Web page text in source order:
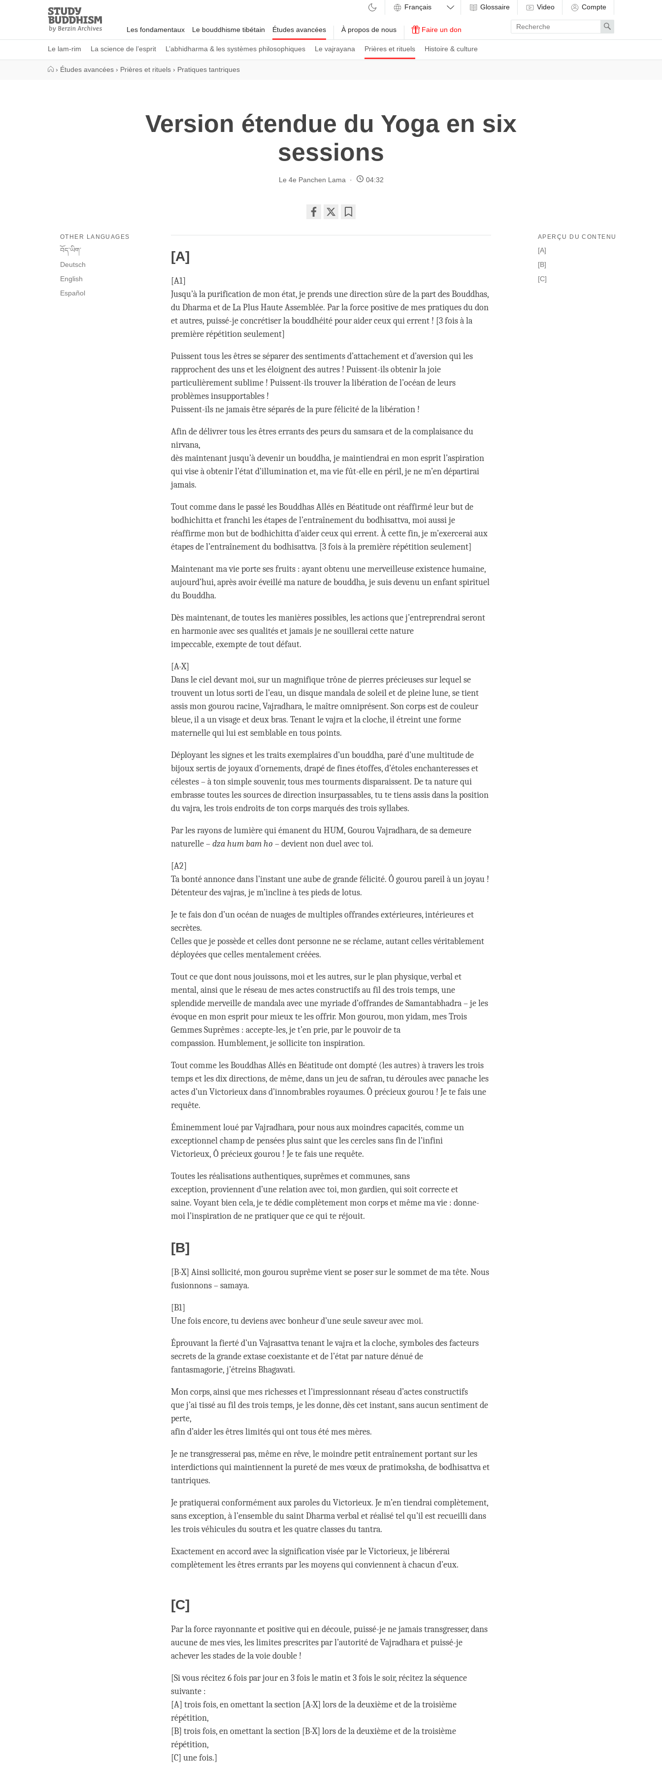
Study
Buddhism
Home
Les fondamentaux Le bouddhisme tibétain Études avancées
Le lam-rim La science de l’esprit L’abhidharma & les systèmes philosophiques Le vajrayana Prières et rituels Histoire & culture
À propos de nous Faire un don
Glossaire Video Compte
Enter
search
term
Search
› Études avancées › Prières et rituels › Pratiques tantriques
Version étendue du Yoga en six
sessions
Le 4e Panchen Lama 04:32
on
APERÇU DU CONTENU
[A]
[B]
[C]
OTHER LANGUAGES
བོད་ཡིག་
Deutsch
English
Español
[A]
[A1]
Jusqu’à la purification de mon état, je prends une direction sûre de la part des Bouddhas,
du Dharma et de La Plus Haute Assemblée. Par la force positive de mes pratiques du don
et autres, puissé-je concrétiser la bouddhéité pour aider ceux qui errent ! [3 fois à la
première répétition seulement]
Puissent tous les êtres se séparer des sentiments d’attachement et d’aversion qui les
rapprochent des uns et les éloignent des autres ! Puissent-ils obtenir la joie
particulièrement sublime ! Puissent-ils trouver la libération de l’océan de leurs
problèmes insupportables !
Puissent-ils ne jamais être séparés de la pure félicité de la libération !
Afin de délivrer tous les êtres errants des peurs du samsara et de la complaisance du
nirvana,
dès maintenant jusqu’à devenir un bouddha, je maintiendrai en mon esprit l’aspiration
qui vise à obtenir l’état d’illumination et, ma vie fût-elle en péril, je ne m’en départirai
jamais.
Tout comme dans le passé les Bouddhas Allés en Béatitude ont réaffirmé leur but de
bodhichitta et franchi les étapes de l’entraînement du bodhisattva, moi aussi je
réaffirme mon but de bodhichitta d’aider ceux qui errent. À cette fin, je m’exercerai aux
étapes de l’entraînement du bodhisattva. [3 fois à la première répétition seulement]
Maintenant ma vie porte ses fruits : ayant obtenu une merveilleuse existence humaine,
aujourd’hui, après avoir éveillé ma nature de bouddha, je suis devenu un enfant spirituel
du Bouddha.
Dès maintenant, de toutes les manières possibles, les actions que j’entreprendrai seront
en harmonie avec ses qualités et jamais je ne souillerai cette nature
impeccable, exempte de tout défaut.
[A-X]
Dans le ciel devant moi, sur un magnifique trône de pierres précieuses sur lequel se
trouvent un lotus sorti de l’eau, un disque mandala de soleil et de pleine lune, se tient
assis mon gourou racine, Vajradhara, le maître omniprésent. Son corps est de couleur
bleue, il a un visage et deux bras. Tenant le vajra et la cloche, il étreint une forme
maternelle qui lui est semblable en tous points.
Déployant les signes et les traits exemplaires d’un bouddha, paré d’une multitude de
bijoux sertis de joyaux d’ornements, drapé de fines étoffes, d’étoles enchanteresses et
célestes – à ton simple souvenir, tous mes tourments disparaissent. De ta nature qui
embrasse toutes les sources de direction insurpassables, tu te tiens assis dans la position
du vajra, les trois endroits de ton corps marqués des trois syllabes.
Par les rayons de lumière qui émanent du HUM, Gourou Vajradhara, de sa demeure
naturelle –dza hum bam ho – devient non duel avec toi.
[A2]
Ta bonté annonce dans l’instant une aube de grande félicité. Ô gourou pareil à un joyau !
Détenteur des vajras, je m’incline à tes pieds de lotus.
Je te fais don d’un océan de nuages de multiples offrandes extérieures, intérieures et
secrètes.
Celles que je possède et celles dont personne ne se réclame, autant celles véritablement
déployées que celles mentalement créées.
Tout ce que dont nous jouissons, moi et les autres, sur le plan physique, verbal et
mental, ainsi que le réseau de mes actes constructifs au fil des trois temps, une
splendide merveille de mandala avec une myriade d’offrandes de Samantabhadra – je les
évoque en mon esprit pour mieux te les offrir. Mon gourou, mon yidam, mes Trois
Gemmes Suprêmes : accepte-les, je t’en prie, par le pouvoir de ta
compassion. Humblement, je sollicite ton inspiration.
Tout comme les Bouddhas Allés en Béatitude ont dompté (les autres) à travers les trois
temps et les dix directions, de même, dans un jeu de safran, tu déroules avec panache les
actes d’un Victorieux dans d’innombrables royaumes. Ô précieux gourou ! Je te fais une
requête.
Éminemment loué par Vajradhara, pour nous aux moindres capacités, comme un
exceptionnel champ de pensées plus saint que les cercles sans fin de l’infini
Victorieux, Ô précieux gourou ! Je te fais une requête.
Toutes les réalisations authentiques, suprêmes et communes, sans
exception, proviennent d’une relation avec toi, mon gardien, qui soit correcte et
saine. Voyant bien cela, je te dédie complètement mon corps et même ma vie : donne-
moi l’inspiration de ne pratiquer que ce qui te réjouit.
[B]
[B-X] Ainsi sollicité, mon gourou suprême vient se poser sur le sommet de ma tête. Nous
fusionnons – samaya.
[B1]
Une fois encore, tu deviens avec bonheur d’une seule saveur avec moi.
Éprouvant la fierté d’un Vajrasattva tenant le vajra et la cloche, symboles des facteurs
secrets de la grande extase coexistante et de l’état par nature dénué de
fantasmagorie, j’étreins Bhagavati.
Mon corps, ainsi que mes richesses et l’impressionnant réseau d’actes constructifs
que j’ai tissé au fil des trois temps, je les donne, dès cet instant, sans aucun sentiment de
perte,
afin d’aider les êtres limités qui ont tous été mes mères.
Je ne transgresserai pas, même en rêve, le moindre petit entraînement portant sur les
interdictions qui maintiennent la pureté de mes vœux de pratimoksha, de bodhisattva et
tantriques.
Je pratiquerai conformément aux paroles du Victorieux. Je m’en tiendrai complètement,
sans exception, à l’ensemble du saint Dharma verbal et réalisé tel qu’il est recueilli dans
les trois véhicules du soutra et les quatre classes du tantra.
Exactement en accord avec la signification visée par le Victorieux, je libérerai
complètement les êtres errants par les moyens qui conviennent à chacun d’eux.
[C]
Par la force rayonnante et positive qui en découle, puissé-je ne jamais transgresser, dans
aucune de mes vies, les limites prescrites par l’autorité de Vajradhara et puissé-je
achever les stades de la voie double !
[Si vous récitez 6 fois par jour en 3 fois le matin et 3 fois le soir, récitez la séquence
suivante :
[A] trois fois, en omettant la section [A-X] lors de la deuxième et de la troisième
répétition,
[B] trois fois, en omettant la section [B-X] lors de la deuxième et de la troisième
répétition,
[C] une fois.]